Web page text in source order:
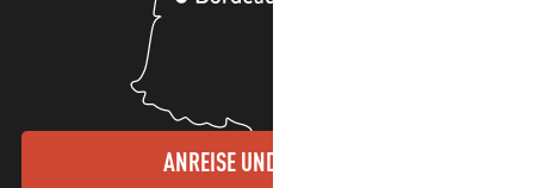
ANREISE UND KONTAKTE